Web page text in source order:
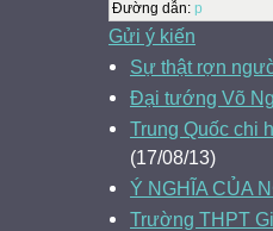
Đường dẫn: p
Gửi ý kiến
Sự thật rợn
Đại tướng Võ
Trung Quốc chi
(17/08/13)
Ý NGHĨA CỦA
Trường THPT